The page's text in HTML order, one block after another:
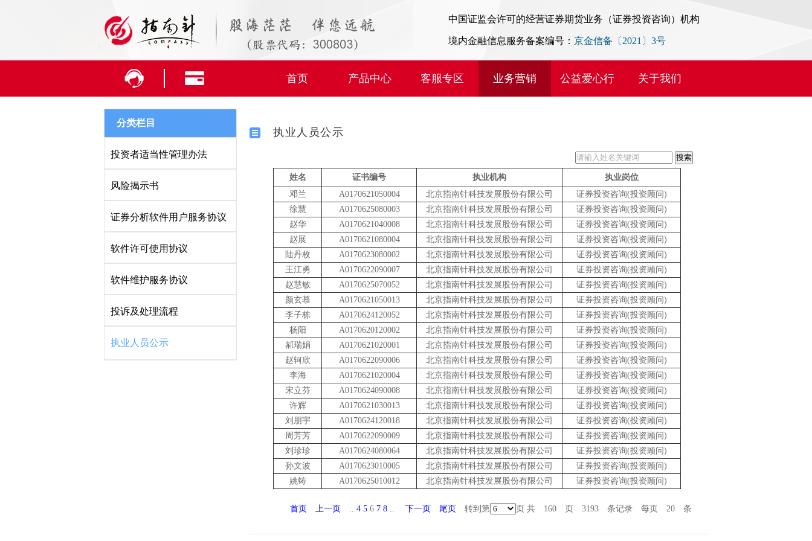
中国证监会许可的经营证券期货业务（证券投资咨询）机构
境内金融信息服务备案编号： 京金信备〔2021〕3号
首页 产品中心 客服专区 业务营销 公益爱心行 关于我们
分类栏目
投资者适当性管理办法
风险揭示书
证券分析软件用户服务协议
软件许可使用协议
软件维护服务协议
投诉及处理流程
执业人员公示
执业人员公示
姓名 证书编号 执业机构
执业岗位
邓兰
A0170621050004 北京指南针科技发展股份有限公司
证券投资咨询(投资顾问)
徐慧
A0170625080003 北京指南针科技发展股份有限公司
证券投资咨询(投资顾问)
赵华
A0170621040008 北京指南针科技发展股份有限公司
证券投资咨询(投资顾问)
赵展
A0170621080004 北京指南针科技发展股份有限公司
证券投资咨询(投资顾问)
陆丹枚
A0170623080002 北京指南针科技发展股份有限公司
证券投资咨询(投资顾问)
王江勇
A0170622090007 北京指南针科技发展股份有限公司
证券投资咨询(投资顾问)
赵慧敏
A0170625070052 北京指南针科技发展股份有限公司
证券投资咨询(投资顾问)
颜玄慕
A0170621050013 北京指南针科技发展股份有限公司
证券投资咨询(投资顾问)
李子栋
A0170624120052 北京指南针科技发展股份有限公司
证券投资咨询(投资顾问)
杨阳
A0170620120002 北京指南针科技发展股份有限公司
证券投资咨询(投资顾问)
郝瑞娟
A0170621020001 北京指南针科技发展股份有限公司
证券投资咨询(投资顾问)
赵轲欣
A0170622090006 北京指南针科技发展股份有限公司
证券投资咨询(投资顾问)
李海
A0170621020004 北京指南针科技发展股份有限公司
证券投资咨询(投资顾问)
宋立芬
A0170624090008 北京指南针科技发展股份有限公司
证券投资咨询(投资顾问)
许辉
A0170621030013 北京指南针科技发展股份有限公司
证券投资咨询(投资顾问)
刘朋宇
A0170624120018 北京指南针科技发展股份有限公司
证券投资咨询(投资顾问)
周芳芳
A0170622090009 北京指南针科技发展股份有限公司
证券投资咨询(投资顾问)
刘珍珍
A0170624080064 北京指南针科技发展股份有限公司
证券投资咨询(投资顾问)
孙文波
A0170623010005 北京指南针科技发展股份有限公司
证券投资咨询(投资顾问)
姚铸
A0170625010012 北京指南针科技发展股份有限公司 证券投资咨询(投资顾问)
首页 上一页 .. 4 5 6 7 8 .. 下一页 尾页 转到第 页 共 160 页 3193 条记录 每页 20 条